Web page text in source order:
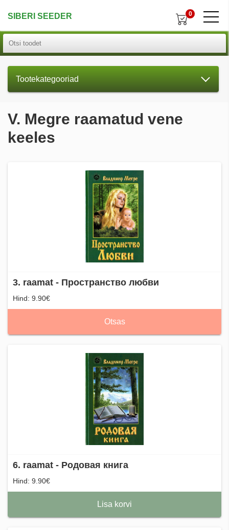
SIBERI SEEDER 0
Tootekategooriad
V. Megre raamatud vene
keeles
3. raamat - Пространство любви
Hind: 9.90€
Otsas
6. raamat - Родовая книга
Hind: 9.90€
Lisa korvi